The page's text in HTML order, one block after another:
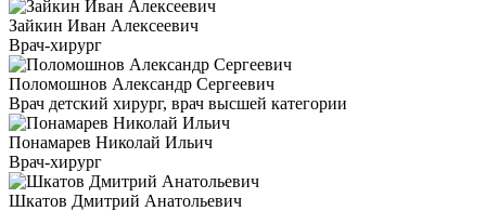
Зайкин Иван Алексеевич
Врач-хирург
Поломошнов Александр Сергеевич
Врач детский хирург, врач высшей категории
Понамарев Николай Ильич
Врач-хирург
Шкатов Дмитрий Анатольевич